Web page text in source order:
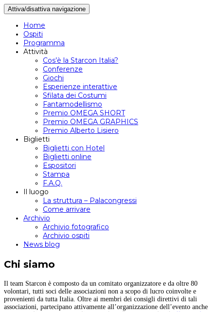
Attiva/disattiva navigazione
Home
Ospiti
Programma
Attività
Cos’è la Starcon Italia?
Conferenze
Giochi
Esperienze interattive
Sfilata dei Costumi
Fantamodellismo
Premio OMEGA SHORT
Premio OMEGA GRAPHICS
Premio Alberto Lisiero
Biglietti
Biglietti con Hotel
Biglietti online
Espositori
Stampa
F.A.Q.
Il luogo
La struttura – Palacongressi
Come arrivare
Archivio
Archivio fotografico
Archivio ospiti
News blog
Chi siamo
Il team Starcon è composto da un comitato organizzatore e da oltre 80
volontari, tutti soci delle associazioni non a scopo di lucro coinvolte e
provenienti da tutta Italia. Oltre ai membri dei consigli direttivi di tali
associazioni, partecipano attivamente all’organizzazione dell’evento anche